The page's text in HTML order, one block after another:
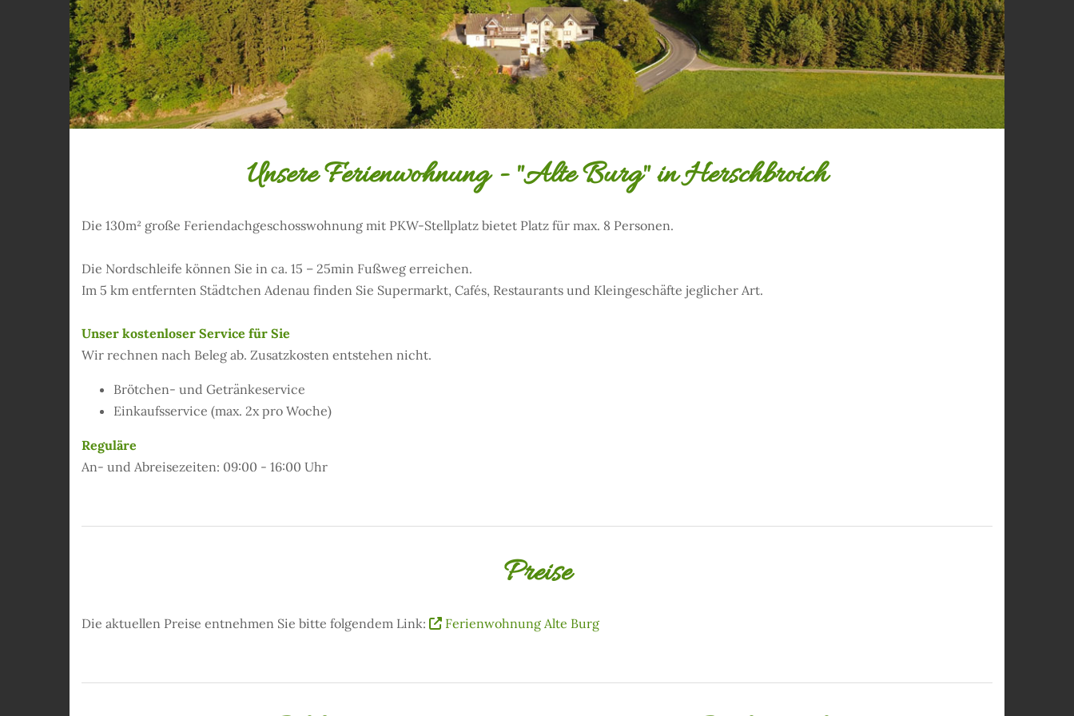
Unsere Ferienwohnung - "Alte Burg" in Herschbroich
Die 130m² große Feriendachgeschosswohnung mit PKW-Stellplatz bietet Platz für max. 8 Personen.
Die Nordschleife können Sie in ca. 15 – 25min Fußweg erreichen.
Im 5 km entfernten Städtchen Adenau finden Sie Supermarkt, Cafés, Restaurants und Kleingeschäfte jeglicher Art.
Unser kostenloser Service für Sie
Wir rechnen nach Beleg ab. Zusatzkosten entstehen nicht.
Brötchen- und Getränkeservice
Einkaufsservice (max. 2x pro Woche)
Reguläre
An- und Abreisezeiten: 09:00 - 16:00 Uhr
Preise
Die aktuellen Preise entnehmen Sie bitte folgendem Link:  Ferienwohnung Alte Burg